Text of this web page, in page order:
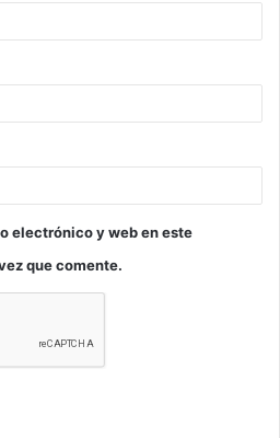
electrónico y web en este
que comente.